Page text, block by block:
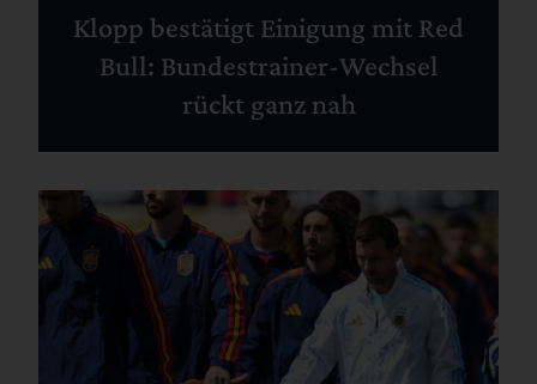
Klopp bestätigt Einigung mit Red
Bull: Bundestrainer-Wechsel
rückt ganz nah